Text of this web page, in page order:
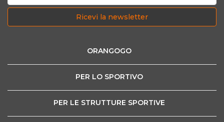
Ricevi la newsletter
ORANGOGO
PER LO SPORTIVO
PER LE STRUTTURE SPORTIVE